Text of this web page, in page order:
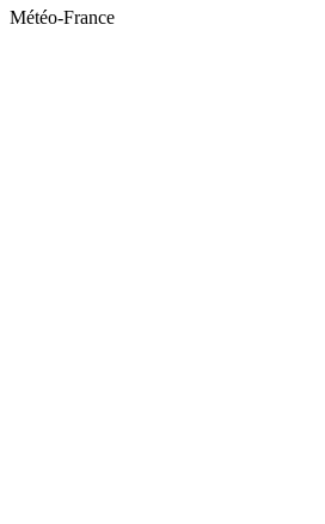
Météo-France